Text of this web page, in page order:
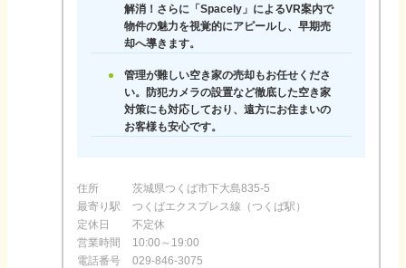
解消！さらに「Spacely」によるVR案内で
物件の魅力を視覚的にアピールし、早期売
却へ導きます。
管理が難しい空き家の売却もお任せくださ
い。防犯カメラの設置など徹底した空き家
対策にも対応しており、遠方にお住まいの
お客様も安心です。
住所
茨城県つくば市下大島835-5
最寄り駅
つくばエクスプレス線（つくば駅）
定休日
不定休
営業時間
10:00～19:00
電話番号
029-846-3075